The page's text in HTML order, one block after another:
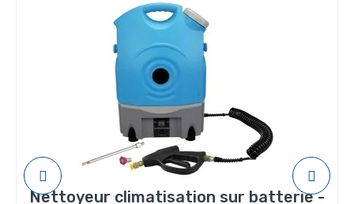
Nettoyeur climatisation sur batterie -